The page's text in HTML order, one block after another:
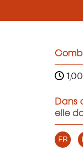
Dans
elle
FR